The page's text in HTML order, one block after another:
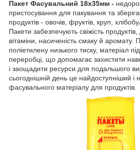
Пакет Фасувальний 18х35мм -
пристосування для пакування та
продуктів - овочів, фруктів, круп,
Пакети забезпечують свіжість
вітаміни, насиченість смаку й аромату.
поліетилену низького тиску, матеріал
переробці, що допомагає захистити
і заощадити ресурси для подальшого
сьогоднішній день це найдоступніший
фасувального матеріалу для продуктів.